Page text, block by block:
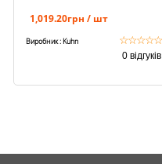
1,019.20грн / шт
Виробник : Kuhn ☆☆☆☆☆
0 відгуків